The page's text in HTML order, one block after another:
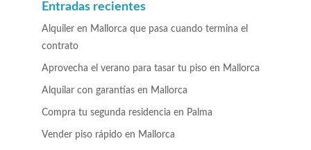
Entradas recientes
Alquiler en Mallorca que pasa cuando termina el
contrato
Aprovecha el verano para tasar tu piso en Mallorca
Alquilar con garantías en Mallorca
Compra tu segunda residencia en Palma
Vender piso rápido en Mallorca